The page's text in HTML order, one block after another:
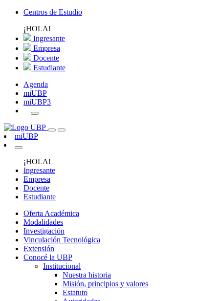
Centros de Estudio
¡HOLA!
Ingresante
Empresa
Docente
Estudiante
Agenda
miUBP
miUBP3
miUBP
¡HOLA!
Ingresante
Empresa
Docente
Estudiante
Oferta Académica
Modalidades
Investigación
Vinculación Tecnológica
Extensión
Conocé la UBP
Institucional
Nuestra historia
Misión, principios y valores
Estatuto